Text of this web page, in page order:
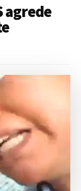
agrede